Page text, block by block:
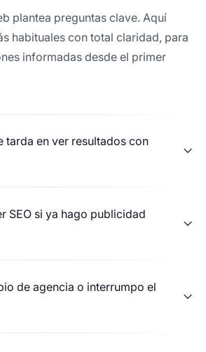
de canal en Inforges
en todos los aspectos que
en el servicio. Atención
Digital ha sido un gran
colaborar.
de la pagina web, enfocado
de UX. He quedado muy
resultado final y sin duda
de su conocimiento y
plantea preguntas clave. Aquí
habituales con total claridad, para
informadas desde el primer
tarda en ver resultados con
SEO si ya hago publicidad
de agencia o interrumpo el